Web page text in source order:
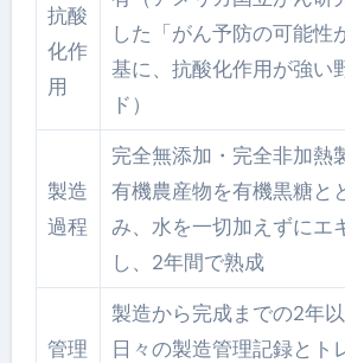
抗酸
化作
用
した「がん予防の可能性
基に、抗酸化作用が強い
ド）
製造
過程
完全無添加・完全非加熱
有機農産物を有機黒糖と
み、水を一切加えずにエ
し、2年間で熟成
管理
製造から完成までの2年以
日々の製造管理記録とト